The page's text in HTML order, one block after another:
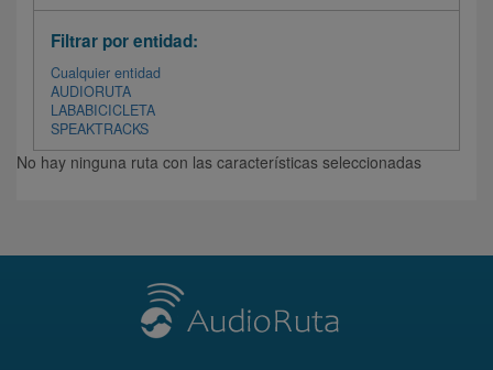
Filtrar por entidad:
Cualquier entidad
AUDIORUTA
LABABICICLETA
SPEAKTRACKS
No hay ninguna ruta con las características seleccionadas